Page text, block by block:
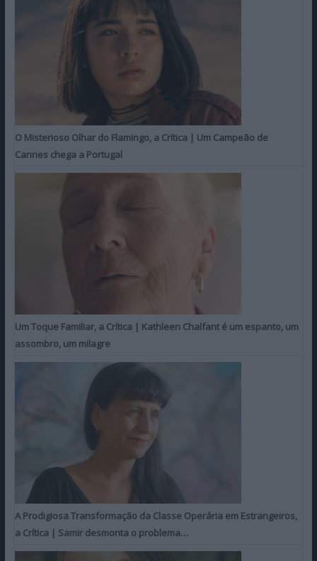
O Misterioso Olhar do Flamingo, a Crítica | Um Campeão de
Cannes chega a Portugal
Um Toque Familiar, a Crítica | Kathleen Chalfant é um espanto, um
assombro, um milagre
A Prodigiosa Transformação da Classe Operária em Estrangeiros,
a Crítica | Samir desmonta o problema…